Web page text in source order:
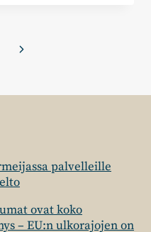
Seuraava
palvelleille
ovat koko
– EU:n ulkorajojen on